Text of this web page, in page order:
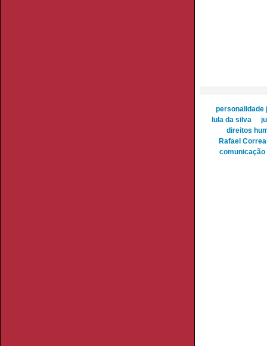
personalidade
lula da silva
direitos
Rafael Correa
comunicação